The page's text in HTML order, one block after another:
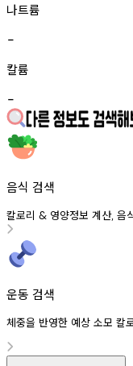
나트륨
-
칼륨
-
음식 검색
칼로리 & 영양정보 계산, 음
운동 검색
체중을 반영한 예상 소모 칼